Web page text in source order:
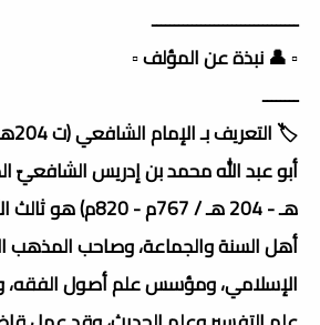
ـــــــــــــــــــــــــــــــــ
▫️ 👤 نبذة عن المؤلف ▫️
ــــــــ
🏷️ التعريف بـ الإمام الشافعي (ت 204هـ):
هـ - 204 هـ / 767م -
أهل السنة والجماعة، وصاحب
الإسلامي، ومؤسس علم أصول الفقه،